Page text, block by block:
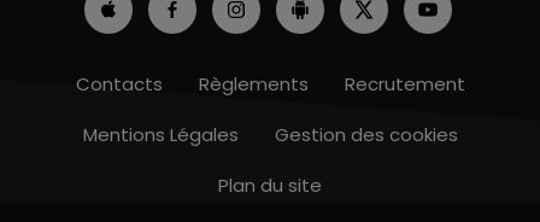
15h00 - 19h00
Contacts Règlements
Recrutement
Mentions Légales
Gestion des cookies
Plan du site